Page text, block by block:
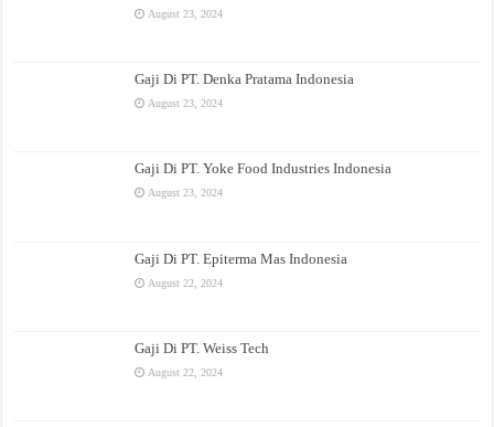
August 23, 2024
Gaji Di PT. Denka Pratama Indonesia
August 23, 2024
Gaji Di PT. Yoke Food Industries Indonesia
August 23, 2024
Gaji Di PT. Epiterma Mas Indonesia
August 22, 2024
Gaji Di PT. Weiss Tech
August 22, 2024